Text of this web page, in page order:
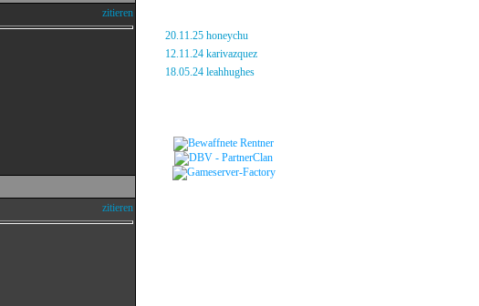
zitieren
zitieren
20.11.25 honeychu
12.11.24 karivazquez
18.05.24 leahhughes